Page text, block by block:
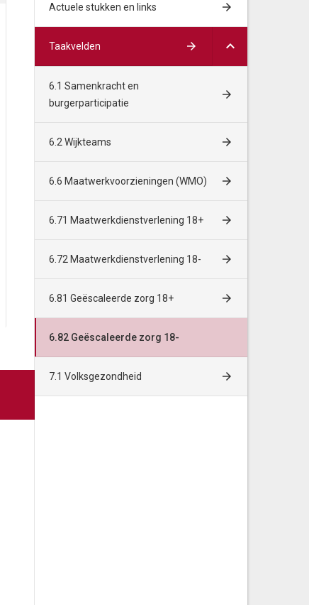
Bedragen * €1.000
Verblijf jeugd 12.160
6.82 Geëscaleerde zorg18- Uitvkv
Totale lasten
Actuele stukken en links
Taakvelden
6.1 Samenkracht en
burgerparticipatie
6.2 Wijkteams
6.6 Maatwerkvoorzieningen (WMO)
6.71 Maatwerkdienstverlening 18+
6.72 Maatwerkdienstverlening 18-
6.81 Geëscaleerde zorg 18+
6.82 Geëscaleerde zorg 18-
7.1 Volksgezondheid